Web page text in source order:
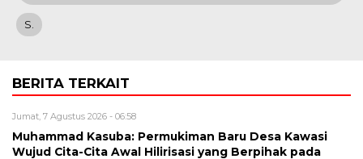
S.
BERITA TERKAIT
Jumat, 7 Agustus 2026 - 06:58
Muhammad Kasuba: Permukiman Baru Desa Kawasi
Wujud Cita-Cita Awal Hilirisasi yang Berpihak pada